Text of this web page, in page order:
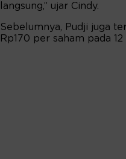
langsung,” ujar Cindy.
Sebelumnya, Pudji juga
Rp170 per saham pada